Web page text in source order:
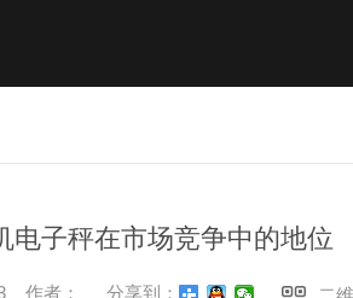
电子秤在市场竞争中的地位
作者： 分享到：